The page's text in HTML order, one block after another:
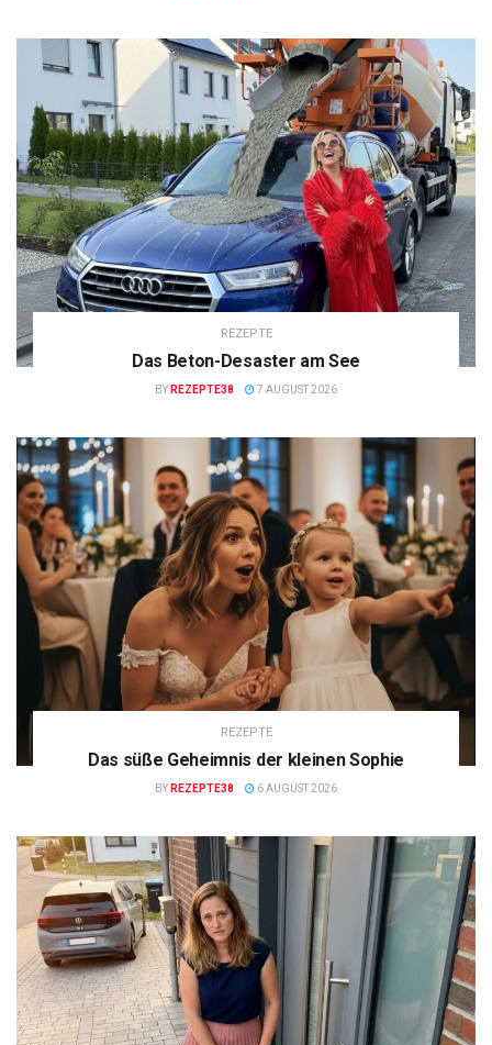
REZEPTE
Das Beton-Desaster am See
BY REZEPTE38 7 AUGUST 2026
REZEPTE
Das süße Geheimnis der kleinen Sophie
BY REZEPTE38 6 AUGUST 2026